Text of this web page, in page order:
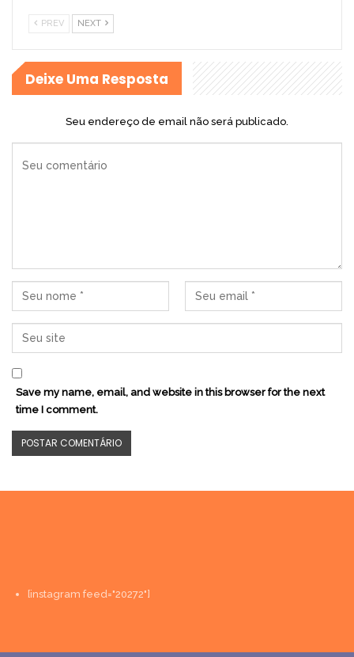
PREV NEXT
Deixe Uma Resposta
Seu endereço de email não será publicado.
Save my name, email, and website in this browser for the next
time I comment.
[instagram feed="20272"]